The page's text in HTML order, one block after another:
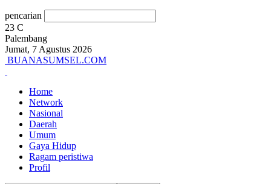
pencarian
23 C
Palembang
Jumat, 7 Agustus 2026
BUANASUMSEL.COM
Home
Network
Nasional
Daerah
Umum
Gaya Hidup
Ragam peristiwa
Profil